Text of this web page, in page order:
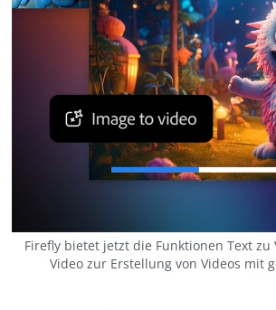
Firefly bietet jetzt die Funktionen Text zu
Video zur Erstellung von Videos mit